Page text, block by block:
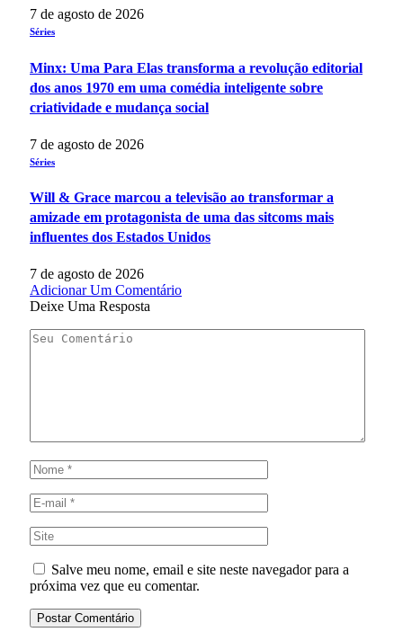
7 de agosto de 2026
Séries
Minx: Uma Para Elas transforma a revolução editorial
dos anos 1970 em uma comédia inteligente sobre
criatividade e mudança social
7 de agosto de 2026
Séries
Will & Grace marcou a televisão ao transformar a
amizade em protagonista de uma das sitcoms mais
influentes dos Estados Unidos
7 de agosto de 2026
Adicionar Um Comentário
Deixe Uma Resposta
Salve meu nome, email e site neste navegador para a
próxima vez que eu comentar.